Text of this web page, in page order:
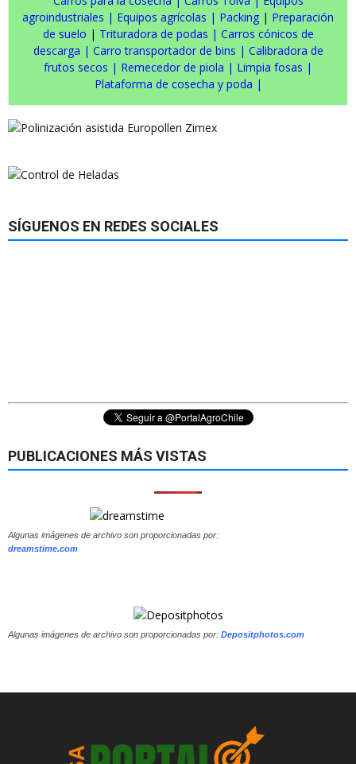
agroindustriales | Equipos agrícolas | Packing | Preparación
de suelo | Trituradora de podas | Carros cónicos de
descarga | Carro transportador de bins | Calibradora de
frutos secos | Remecedor de piola | Limpia fosas |
Plataforma de cosecha y poda |
SÍGUENOS EN REDES SOCIALES
PUBLICACIONES MÁS VISTAS
Algunas imágenes de archivo son proporcionadas por:
dreamstime.com
Algunas imágenes de archivo son proporcionadas por: Depositphotos.com